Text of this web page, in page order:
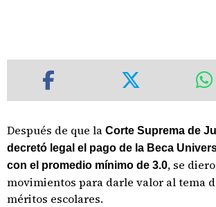
Después de que la Corte Suprema de
decretó legal el pago de la Beca
con el promedio mínimo de 3.0, se
movimientos para darle valor al tema
méritos escolares.